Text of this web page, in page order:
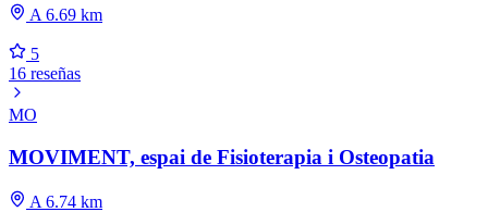
A 6.69 km
5
16 reseñas
MO
MOVIMENT, espai de Fisioterapia i Osteopatia
A 6.74 km